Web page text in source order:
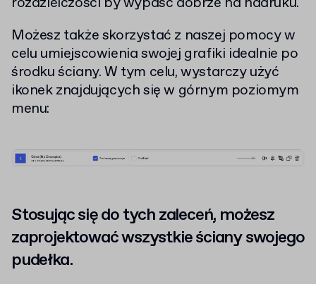
Możesz także skorzystać z naszej pomocy w
celu umiejscowienia swojej grafiki idealnie po
środku ściany. W tym celu, wystarczy użyć
ikonek znajdujących się w górnym poziomym
menu:
Stosując się do tych zaleceń, możesz
zaprojektować wszystkie ściany swojego
pudełka.